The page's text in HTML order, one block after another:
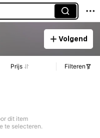
Volgend
Prijs Filteren
dit item
te selecteren.